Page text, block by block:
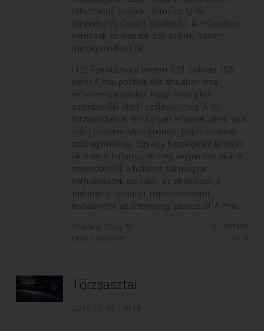
református püspök, Romsics Ignác –
történész és Csoóri Sándor író. A műsorban
nemcsak az alapítók szerepeltek, hanem
mindig vendégül lát...
(12) Feliratozva a teletext 333. oldalán. (56
perc) A mai politikai élet általában arra
kényszeríti a médiát, hogy mindig két
szembenálló oldalt szólítson meg. A mi
törzsasztalunk körül olyan emberek ülnek, akik
saját szellemi teljesítményük jogán váltanak
szót egymással. Egy-egy beszélgetés témáját
ők maguk határozzák meg, legyen szó akár a
népesedésről, a határon túli magyar
nemzetrészek sorsáról, az oktatásról, a
tudomány dolgairól, népművészetről,
irodalomról, az értelmiség szerepéről. A mai...
Csatorna: Duna TV
Hossz: 00:52:45
ID: 1987458
2014
Törzsasztal
2014. 10. 05. - 08:14